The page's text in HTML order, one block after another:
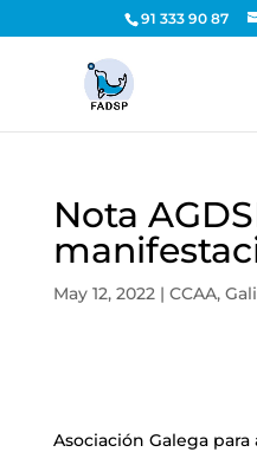
91 333 90 87
Nota
May 12, 2022| CCAA,
Asociación Galega